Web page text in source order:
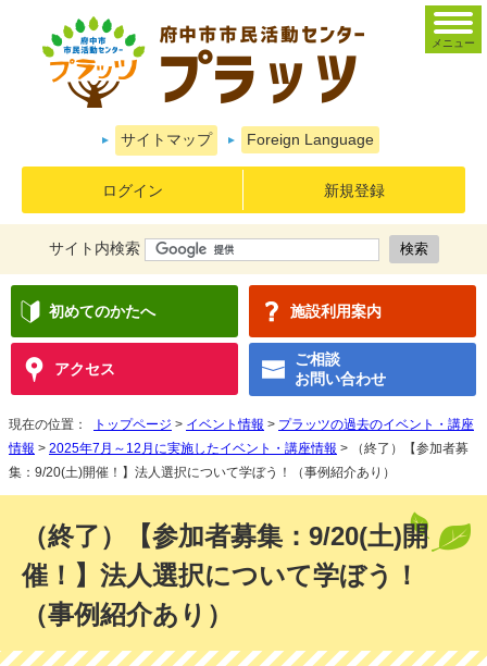
サイトマップ Foreign Language
ログイン 新規登録
サイト内検索
初めてのかたへ 施設利用案内
アクセス
ご相談
お問い合わせ
メニュー
現在の位置： トップページ > イベント情報 > プラッツの過去のイベント・講座
情報 > 2025年7月～12月に実施したイベント・講座情報 > （終了）【参加者募
集：9/20(土)開催！】法人選択について学ぼう！（事例紹介あり）
（終了）【参加者募集：9/20(土)開
催！】法人選択について学ぼう！
（事例紹介あり）